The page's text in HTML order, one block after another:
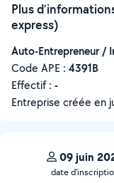
Plus
express)
Auto-Entrepreneur /
Code APE : 4391B
Effectif : -
Entreprise créée en
09 juin
date